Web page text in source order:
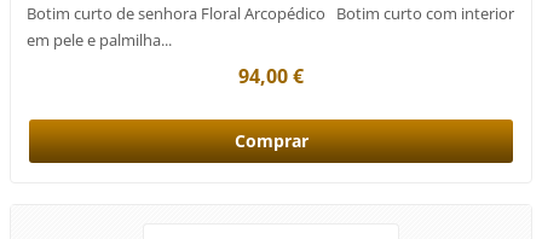
Botim curto de senhora Floral Arcopédico Botim curto com interior
em pele e palmilha...
94,00 €